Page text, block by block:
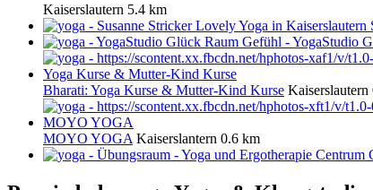
Kaiserslautern 5.4 km
Bharati: Yoga Kurse & Mutter-Kind Kurse Kaiserslautern
MOYO YOGA Kaiserslantern 0.6 km